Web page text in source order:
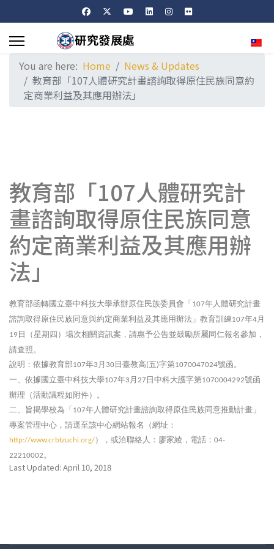
You are here: Home
News & Updates
教育部「107人體研究計畫諮詢取得原住民族同意約
定商業利益及其應用辦法」
教育部「107人體研究計
畫諮詢取得原住民族同意
約定商業利益及其應用辦
法」
教育部函轉國立臺中科技大學承辦原住民族委員會「 107年人體研究計畫
諮詢取得原住民族同意與約定商業利益及其應用辦法」教育訓練107年4月
19 日（星期四）場次相關資訊案，請惠予公告並鼓勵所屬同仁報名參加，
請查照。
說明：依據教育部107年3 月 30 日臺教高(五)字第1070047024號函。
一、依據國立臺中科技大學107年3 月 27 日中科大護字第1070004292號函
辦理（活動議程如附件）。
二、旨揭學校為「 107年人體研究計畫諮詢取得原住民族同意推動計畫」
專案管理中心，請逕至該中心網站報名（網址：
http://www.crbtzuchi.org/），或洽聯絡人：廖家綾，電話： 04-
22210002。
Last Updated: April 10, 2018